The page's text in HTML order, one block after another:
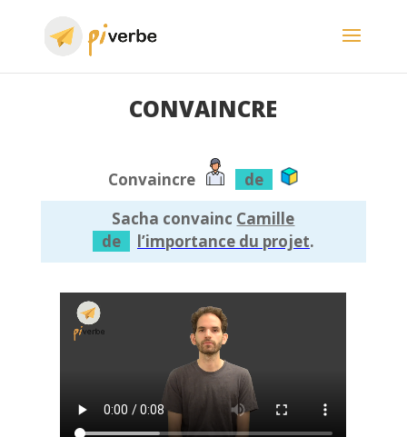
CONVAINCRE
Convaincre
de
Sacha convainc Camille
de
l’importance du projet.